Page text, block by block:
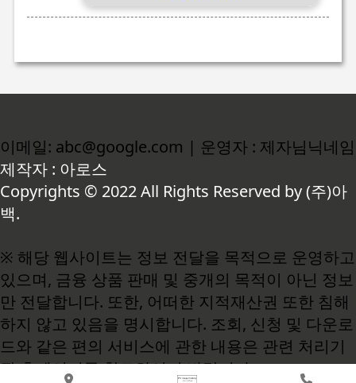
이메일: abc@google.com | 운영자 : 제자님닉네임
제작자 : 아로스
Copyrights © 2022 All Rights Reserved by (주)아
백.
※ 해당 웹사이트는 정보 전달을 목적으로 운영하고
있으며, 금융 상품 판매 및 중개의 목적이 아닌 정보
만 전달합니다. 또한, 어떠한 지적재산권 또한 침해
하지 않고 있음을 명시합니다. 조회, 신청 및 다운로
드와 같은 편의 서비스에 관한 내용은 관련 처리기
관 홈페이지를 참고하시기 바랍니다.